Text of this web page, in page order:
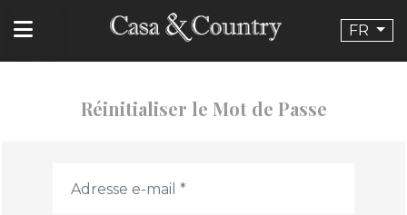
FR
Réinitialiser le Mot de Passe